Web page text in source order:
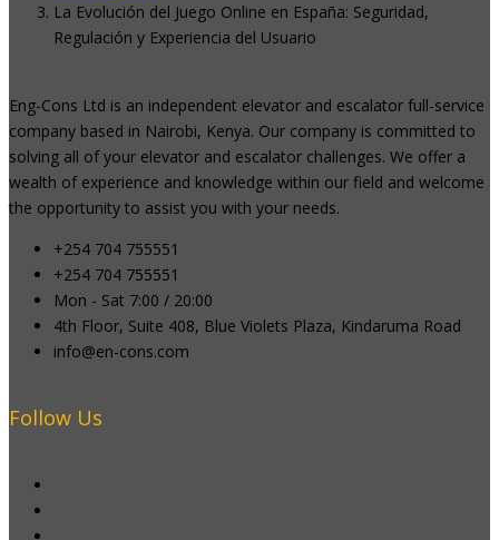
La Evolución del Juego Online en España: Seguridad,
Regulación y Experiencia del Usuario
Eng-Cons Ltd is an independent elevator and escalator full-service
company based in Nairobi, Kenya. Our company is committed to
solving all of your elevator and escalator challenges. We offer a
wealth of experience and knowledge within our field and welcome
the opportunity to assist you with your needs.
+254 704 755551
+254 704 755551
Mon - Sat 7:00 / 20:00
4th Floor, Suite 408, Blue Violets Plaza, Kindaruma Road
info@en-cons.com
Follow Us